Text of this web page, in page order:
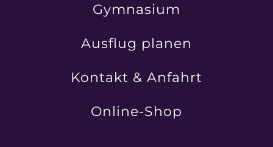
Gymnasium
Ausflug planen
Kontakt & Anfahrt
Online-Shop